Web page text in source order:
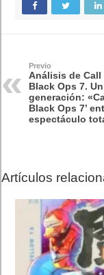
Previo
Análisis de Call
Black Ops 7.
generación:
Black Ops 7’
espectáculo
Artículos